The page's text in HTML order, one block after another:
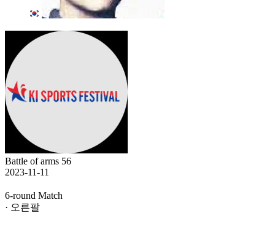
Battle of arms 56
2023-11-11
6-round Match
· 오른팔